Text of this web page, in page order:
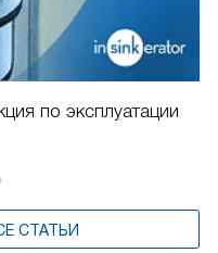
по эксплуатации
СТАТЬИ